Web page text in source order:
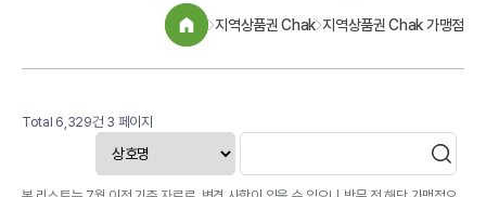
지역상품권 Chak 지역상품권 Chak 가맹점
Total 6,329건 3 페이지